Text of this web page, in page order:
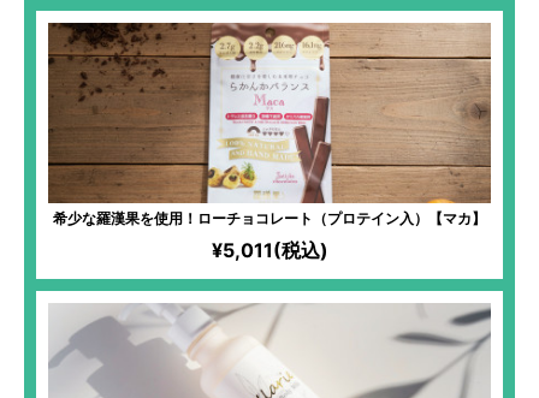
希少な羅漢果を使用！ローチョコレート（プロテイン入）【マカ】
¥5,011(税込)